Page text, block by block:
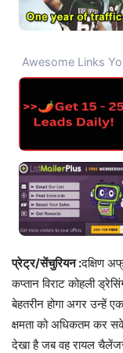
प्रेट्र/सेंचुरियन :दक्षिण
कप्तान विराट कोहली
बेहतरीन होगा अगर उन्हें
क्षमता को अधिकतम कर
देखा है जब वह रायल